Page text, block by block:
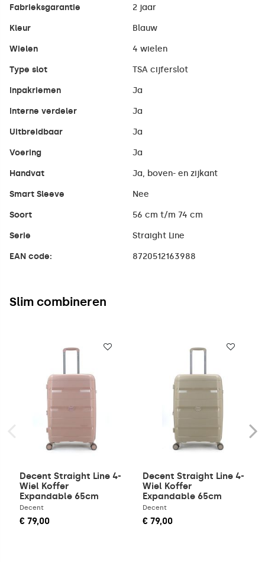
Fabrieksgarantie 2 jaar
Kleur Blauw
Wielen 4 wielen
Type slot TSA cijferslot
Inpakriemen Ja
Interne verdeler Ja
Uitbreidbaar Ja
Voering Ja
Handvat Ja, boven- en zijkant
Smart Sleeve Nee
Soort 56 cm t/m 74 cm
Serie Straight Line
EAN code: 8720512163988
Slim combineren
Decent Straight Line 4-
Wiel Koffer
Expandable 65cm
Roze
Decent
€ 79,00
Decent Straight Line 4-
Wiel Koffer
Expandable 65cm
Champagne
Decent
€ 79,00